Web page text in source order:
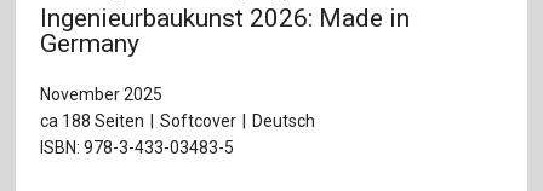
Ingenieurbaukunst 2026: Made in
Germany
November 2025
ca 188 Seiten
Softcover
Deutsch
ISBN: 978-3-433-03483-5